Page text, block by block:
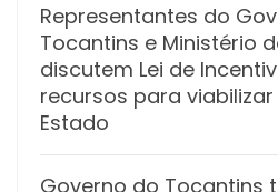
Representantes do
Tocantins e Ministério
discutem Lei de
recursos para
Estado
Governo do Tocantins